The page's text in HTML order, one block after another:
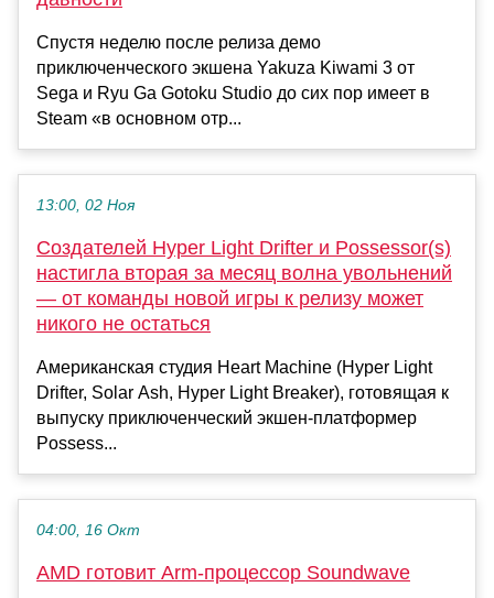
Спустя неделю после релиза демо
приключенческого экшена Yakuza Kiwami 3 от
Sega и Ryu Ga Gotoku Studio до сих пор имеет в
Steam «в основном отр...
13:00, 02 Ноя
Создателей Hyper Light Drifter и Possessor(s)
настигла вторая за месяц волна увольнений
— от команды новой игры к релизу может
никого не остаться
Американская студия Heart Machine (Hyper Light
Drifter, Solar Ash, Hyper Light Breaker), готовящая к
выпуску приключенческий экшен-платформер
Possess...
04:00, 16 Окт
AMD готовит Arm-процессор Soundwave